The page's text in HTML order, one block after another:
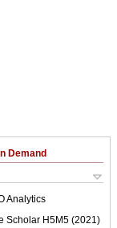
Demand
Analytics
Scholar H5M5 (2021 )